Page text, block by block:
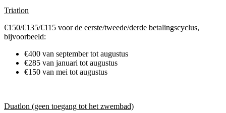
Triatlon
€150/€135/€115 voor de eerste/tweede/derde betalingscyclus,
bijvoorbeeld:
€400 van september tot augustus
€285 van januari tot augustus
€150 van mei tot augustus
Duatlon (geen toegang tot het zwembad)